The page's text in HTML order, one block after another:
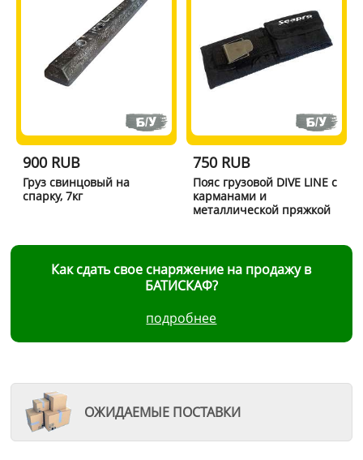
900 RUB
Груз свинцовый на
спарку, 7кг
750 RUB
Пояс грузовой DIVE LINE с
карманами и
металлической пряжкой
Как сдать свое снаряжение на продажу в
БАТИСКАФ?
подробнее
ОЖИДАЕМЫЕ ПОСТАВКИ